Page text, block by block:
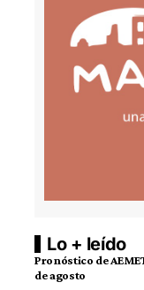
Lo + leído
Pronóstico de
de agosto